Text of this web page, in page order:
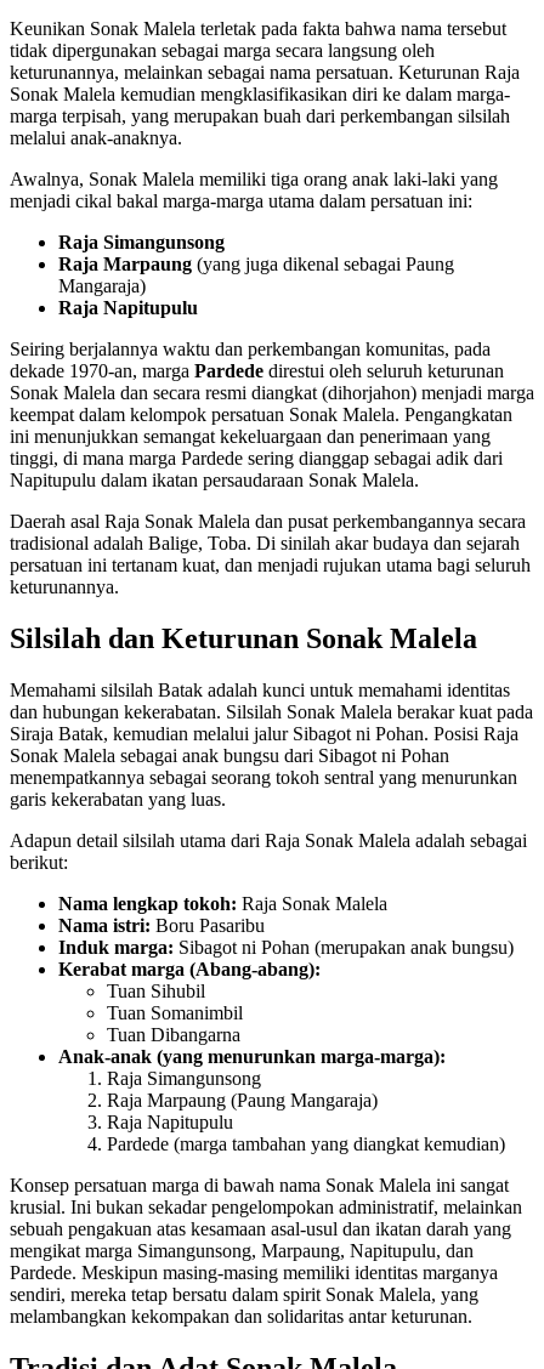
Keunikan Sonak Malela terletak pada fakta bahwa nama tersebut
tidak dipergunakan sebagai marga secara langsung oleh
keturunannya, melainkan sebagai nama persatuan. Keturunan Raja
Sonak Malela kemudian mengklasifikasikan diri ke dalam marga-
marga terpisah, yang merupakan buah dari perkembangan silsilah
melalui anak-anaknya.
Awalnya, Sonak Malela memiliki tiga orang anak laki-laki yang
menjadi cikal bakal marga-marga utama dalam persatuan ini:
Raja Simangunsong
Raja Marpaung (yang juga dikenal sebagai Paung
Mangaraja)
Raja Napitupulu
Seiring berjalannya waktu dan perkembangan komunitas, pada
dekade 1970-an, marga Pardede direstui oleh seluruh keturunan
Sonak Malela dan secara resmi diangkat (dihorjahon) menjadi marga
keempat dalam kelompok persatuan Sonak Malela. Pengangkatan
ini menunjukkan semangat kekeluargaan dan penerimaan yang
tinggi, di mana marga Pardede sering dianggap sebagai adik dari
Napitupulu dalam ikatan persaudaraan Sonak Malela.
Daerah asal Raja Sonak Malela dan pusat perkembangannya secara
tradisional adalah Balige, Toba. Di sinilah akar budaya dan sejarah
persatuan ini tertanam kuat, dan menjadi rujukan utama bagi seluruh
keturunannya.
Silsilah dan Keturunan Sonak Malela
Memahami silsilah Batak adalah kunci untuk memahami identitas
dan hubungan kekerabatan. Silsilah Sonak Malela berakar kuat pada
Siraja Batak, kemudian melalui jalur Sibagot ni Pohan. Posisi Raja
Sonak Malela sebagai anak bungsu dari Sibagot ni Pohan
menempatkannya sebagai seorang tokoh sentral yang menurunkan
garis kekerabatan yang luas.
Adapun detail silsilah utama dari Raja Sonak Malela adalah sebagai
berikut:
Nama lengkap tokoh: Raja Sonak Malela
Nama istri: Boru Pasaribu
Induk marga: Sibagot ni Pohan (merupakan anak bungsu)
Kerabat marga (Abang-abang):
Tuan Sihubil
Tuan Somanimbil
Tuan Dibangarna
Anak-anak (yang menurunkan marga-marga):
Raja Simangunsong
Raja Marpaung (Paung Mangaraja)
Raja Napitupulu
Pardede (marga tambahan yang diangkat kemudian)
Konsep persatuan marga di bawah nama Sonak Malela ini sangat
krusial. Ini bukan sekadar pengelompokan administratif, melainkan
sebuah pengakuan atas kesamaan asal-usul dan ikatan darah yang
mengikat marga Simangunsong, Marpaung, Napitupulu, dan
Pardede. Meskipun masing-masing memiliki identitas marganya
sendiri, mereka tetap bersatu dalam spirit Sonak Malela, yang
melambangkan kekompakan dan solidaritas antar keturunan.